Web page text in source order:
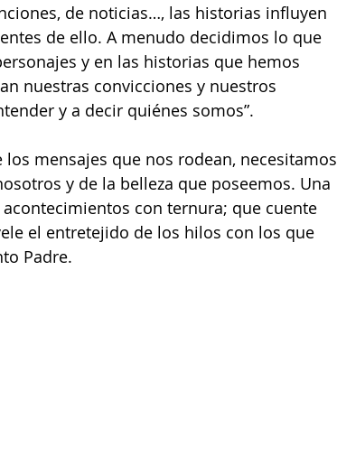
de noticias…, las historias influyen
de ello. A menudo decidimos lo que
y en las historias que hemos
nuestras convicciones y nuestros
y a decir quiénes somos”.
mensajes que nos rodean, necesitamos
y de la belleza que poseemos. Una
con ternura; que cuente
el entretejido de los hilos con los que
Padre.